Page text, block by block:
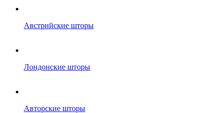
Австрийские шторы
Лондонские шторы
Авторские шторы